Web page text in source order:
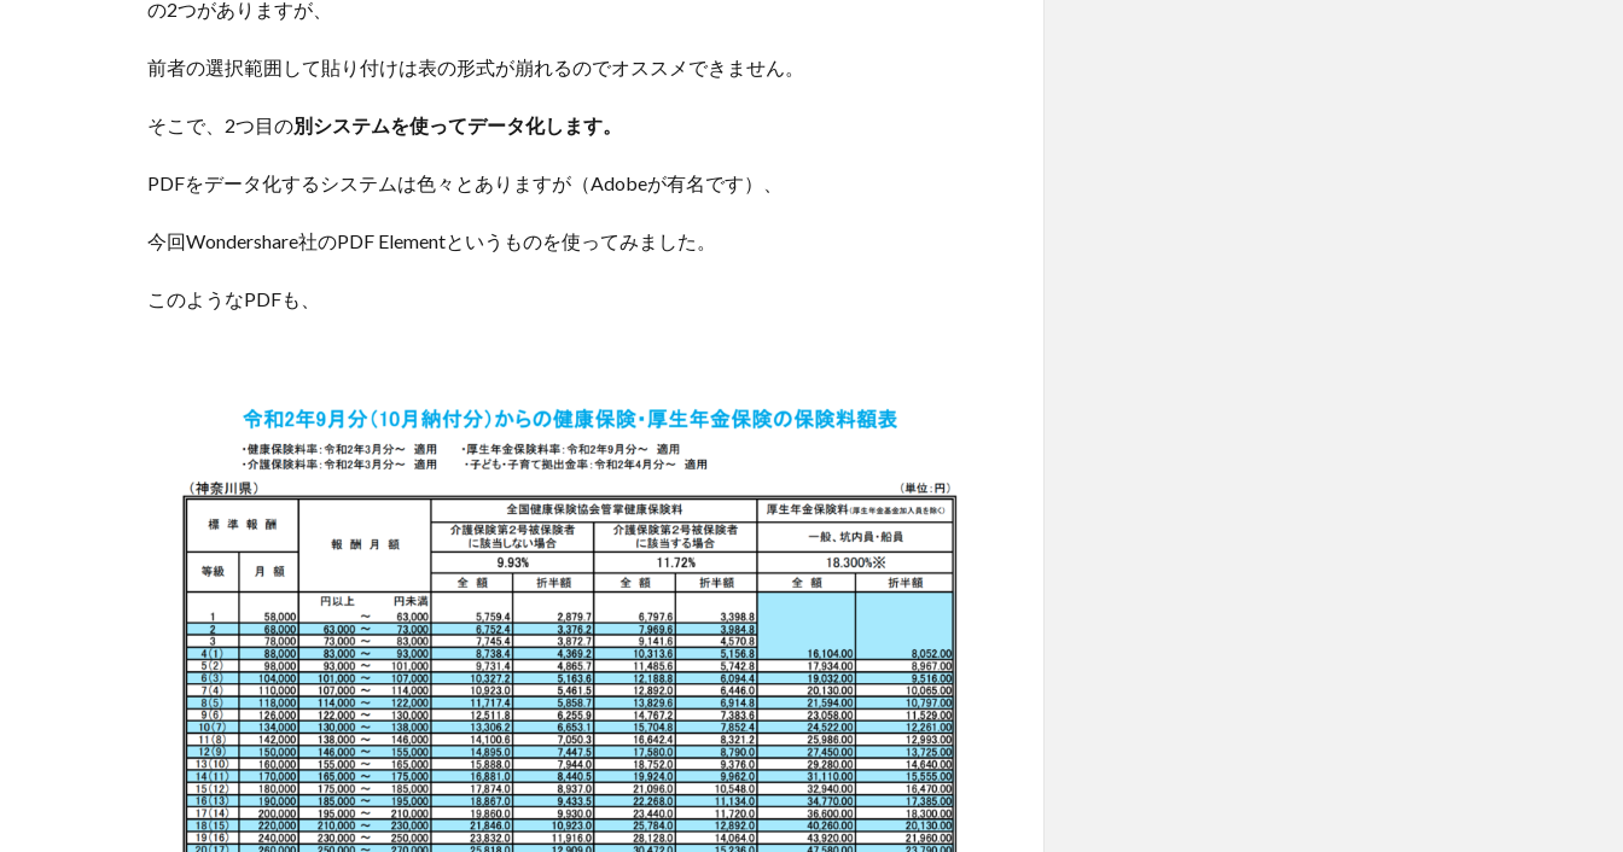
の2つがありますが、
前者の選択範囲して貼り付けは表の形式が崩れるのでオススメできません。
そこで、2つ目の別システムを使ってデータ化します。
PDFをデータ化するシステムは色々とありますが（Adobeが有名です）、
今回Wondershare社のPDF Elementというものを使ってみました。
このようなPDFも、